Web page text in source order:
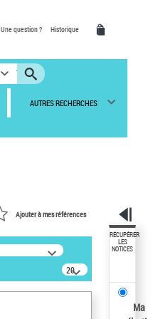
Une question ? Historique
AUTRES RECHERCHES
Ajouter à mes références
20
résultats/page
RÉCUPÉRER
LES
NOTICES
Ma